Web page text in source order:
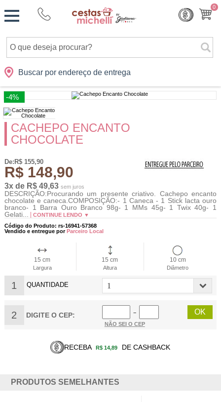
0
Buscar por endereço de entrega
Cidades Presentes Datas Shopping
Monte
sua
Cesta
-4%
CACHEPO ENCANTO
CHOCOLATE
De:R$ 155,90
R$ 148,90
3x de R$ 49,63 sem juros
DESCRIÇÃO:Procurando um presente criativo. Cachepo encanto
chocolate e caneca.COMPOSIÇÃO:- 1 Caneca - 1 Stick lacta ouro
branco- 1 Barra Ouro Branco 98g- 1 MMs 45g- 1 Twix 40g- 1
Gelati...
CONTINUE LENDO ▼
Código do Produto: rs-16941-57368
Vendido e entregue porParceiro Local
15 cm
Largura
15 cm
Altura
10 cm
Diâmetro
1 QUANTIDADE
2 DIGITE O CEP:
−
NÃO SEI O CEP
RECEBA R$ 14,89 DE CASHBACK
PRODUTOS SEMELHANTES